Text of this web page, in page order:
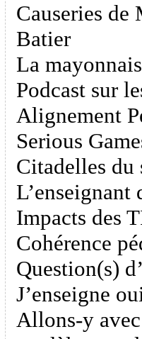
Causeries
Batier
La
Podcast sur
Alignement
Serious
Citadelles du
L’enseignant
Impacts des
Cohérence
Question(s)
J’enseigne
Allons-y